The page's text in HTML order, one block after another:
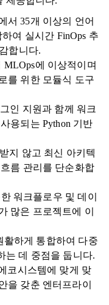
서 35개 이상의 언어
하여 실시간 FinOps 추
합니다.
MLOps에 이상적이며
를 위한 모듈식 도구
인 지원과 함께 워크
용되는 Python 기반
지 않고 최신 아키텍
름 관리를 단순화합
워크플로우 및 데이
많은 프로젝트에 이
하게 통합하여 다중
는 데 중점을 둡니다.
코시스템에 맞게 맞
을 갖춘 엔터프라이